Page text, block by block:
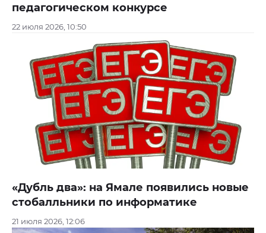
педагогическом конкурсе
22 июля 2026, 10:50
«Дубль два»: на Ямале появились новые
стобалльники по информатике
21 июля 2026, 12:06